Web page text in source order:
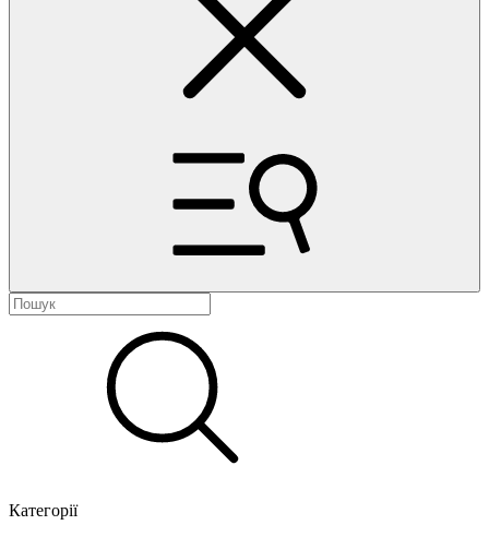
Категорії